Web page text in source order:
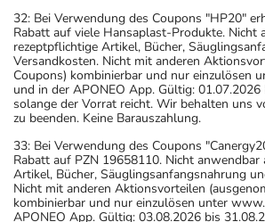
32: Bei Verwendung des Coupons "HP20"
Rabatt auf viele Hansaplast-Produkte. Nicht
rezeptpflichtige Artikel, Bücher,
Versandkosten. Nicht mit anderen
Coupons) kombinierbar und nur einzulösen
und in der APONEO App. Gültig:
solange der Vorrat reicht. Wir behalten uns
zu beenden. Keine Barauszahlung.
33: Bei Verwendung des Coupons
Rabatt auf PZN 19658110. Nicht
Artikel, Bücher, Säuglingsanfangsnahrung
Nicht mit anderen Aktionsvorteilen
kombinierbar und nur einzulösen unter
APONEO App. Gültig: 03.08.2026 bis